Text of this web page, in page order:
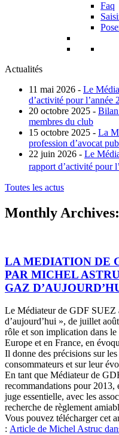
Faq
Actualités
11 mai 2026 - Le
d’activité pour l’année
20 octobre 2025 - Bilan
membres du club
15 octobre 2025 - La
profession d’avocat
22 juin 2026 - Le
rapport d’activité pour
Toutes les actus
Monthly Archives:
LA MEDIATION DE
PAR MICHEL
GAZ
Le Médiateur de GDF SUEZ
d’aujourd’hui », de juillet
rôle et son implication dans
Europe et en France, en
Il donne des précisions sur
consommateurs et sur leur
En tant que Médiateur de
recommandations pour 2013,
juge essentielle, avec les
recherche de règlement
Vous pouvez télécharger cet
: Article de Michel Astruc